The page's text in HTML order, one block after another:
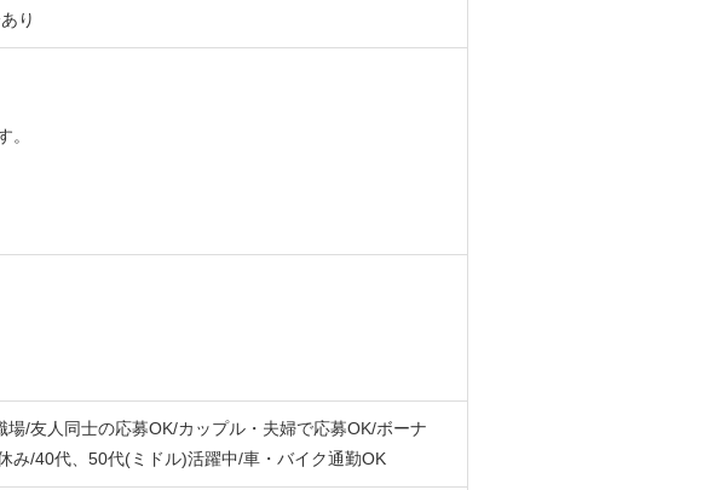
り
。
/友人同士の応募OK/カップル・夫婦で応募OK/ボーナ
み/40代、50代(ミドル)活躍中/車・バイク通勤OK